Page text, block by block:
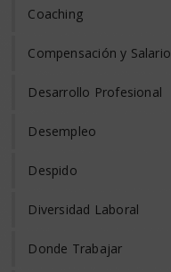
Coaching
Compensación y Salario
Desarrollo Profesional
Desempleo
Despido
Diversidad Laboral
Donde Trabajar